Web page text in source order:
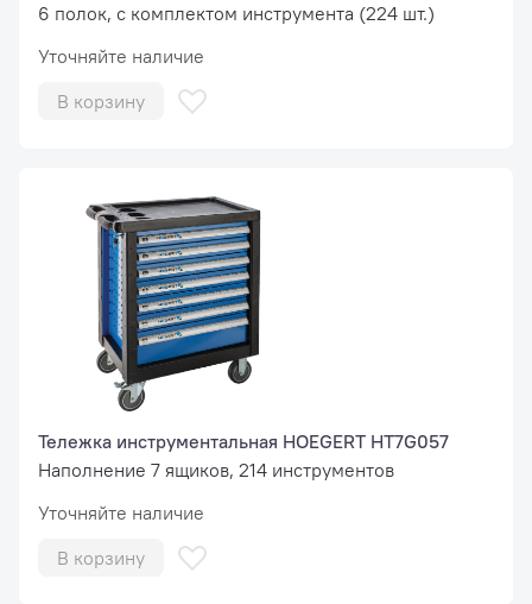
6 полок, с комплектом инструмента (224 шт.)
Уточняйте наличие
В корзину
Тележка инструментальная HOEGERT HT7G057
Наполнение 7 ящиков, 214 инструментов
Уточняйте наличие
В корзину